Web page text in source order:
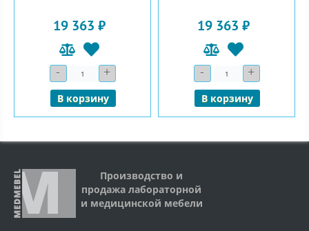
19 363 ₽
- Количество+
В корзину
19 363 ₽
- Количество+
В корзину
Производство и
продажа лабораторной
и медицинской мебели